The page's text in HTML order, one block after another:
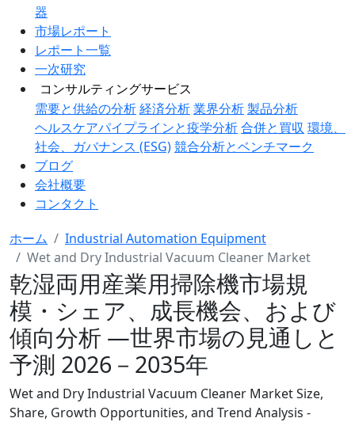
器
市場レポート
レポート一覧
一次研究
コンサルティングサービス
需要と供給の分析経済分析業界分析製品分析
ヘルスケアパイプラインと疫学分析合併と買収 環境、
社会、ガバナンス (ESG)競合分析とベンチマーク
ブログ
会社概要
コンタクト
ホーム
Industrial Automation Equipment
Wet and Dry Industrial Vacuum Cleaner Market
乾湿両用産業用掃除機市場規
模・シェア、成長機会、および
傾向分析 ―世界市場の見通しと
予測 2026－2035年
Wet and Dry Industrial Vacuum Cleaner Market Size,
Share, Growth Opportunities, and Trend Analysis -